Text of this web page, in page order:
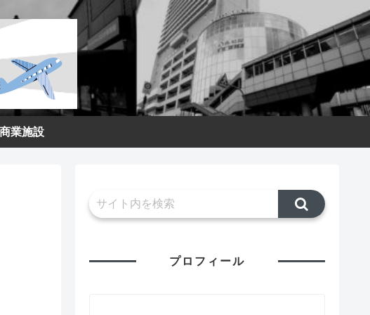
商業施設
プロフィール